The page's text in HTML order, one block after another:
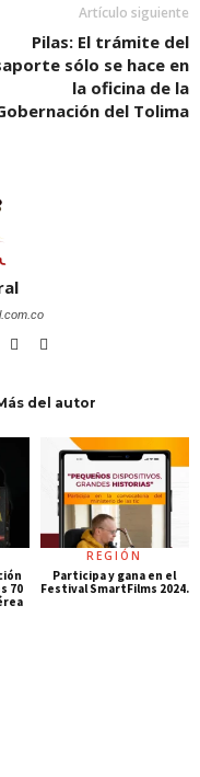
Artículo siguiente
Pilas: El trámite del
sólo se hace en
la oficina de la
del Tolima
del autor
70
REGIÓN
Participa y gana en el
Festival SmartFilms 2024.